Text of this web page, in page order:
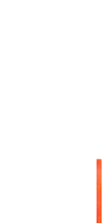
risinājumus veidojis
kuratores ir Iveta